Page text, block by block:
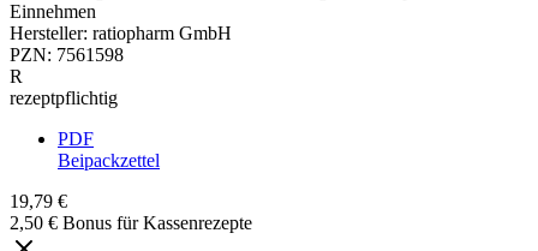
Einnehmen
Hersteller: ratiopharm GmbH
PZN: 7561598
R
rezeptpflichtig
PDF
Beipackzettel
19,79 €
2,50 € Bonus für Kassenrezepte